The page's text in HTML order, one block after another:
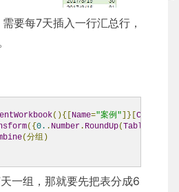
要每7天插入一行汇总行，
(){[Name="案例"]}[Content
({0. . Number . RoundUp(Table
(分组)
一组，那就要先把表分成6